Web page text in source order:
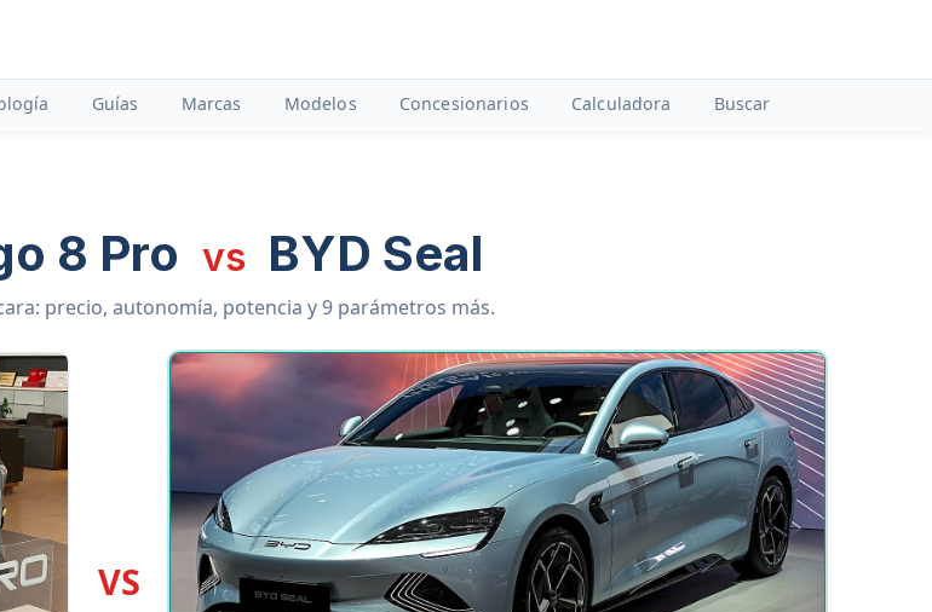
Guías Marcas Modelos Concesionarios Calculadora Buscar
8 Pro vs BYD Seal
precio, autonomía, potencia y 9 parámetros más.
VS